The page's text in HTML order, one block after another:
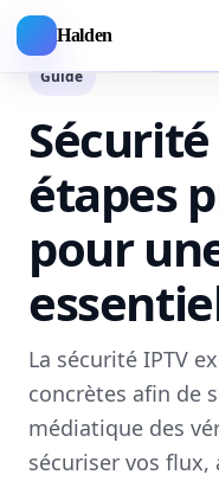
Halden
Guide
Sécurité
étapes
pour
La sécurité IPTV
concrètes afin de
médiatique des
sécuriser vos